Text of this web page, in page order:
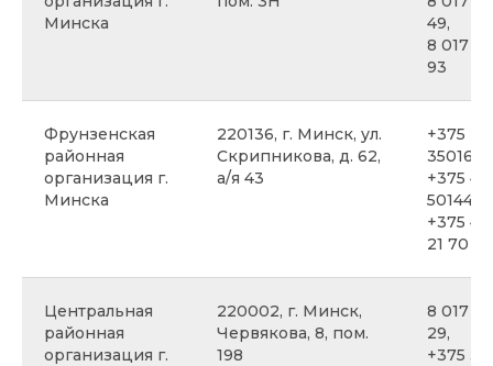
Минска
49,
8 017
93
Фрунзенская
районная
организация г.
Минска
220136, г. Минск, ул.
Скрипникова, д. 62,
а/я 43
+375 29
+375 44
+375
21 70
Центральная
районная
организация г.
220002, г. Минск,
Червякова, 8, пом.
198
8 017
29,
+375